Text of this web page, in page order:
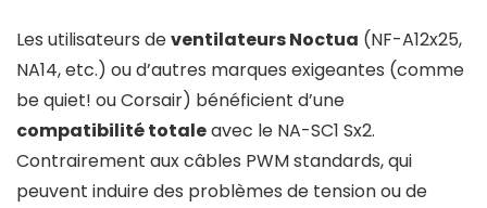
Les utilisateurs deventilateurs Noctua (NF-A12x25,
NA14, etc.) ou d’autres marques exigeantes (comme
be quiet! ou Corsair) bénéficient d’une
compatibilité totaleavec le NA-SC1 Sx2.
Contrairement aux câbles PWM standards, qui
peuvent induire des problèmes de tension ou de